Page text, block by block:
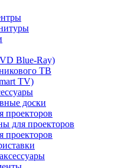
Blue-Ray)
ТВ
TV)
доски
проекторов
для проекторов
проекторов